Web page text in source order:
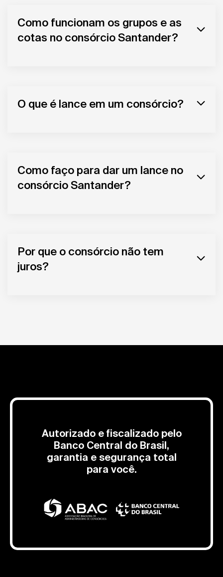
Como funcionam os grupos e as
cotas no consórcio Santander?
O que é lance em um consórcio?
Como faço para dar um lance no
consórcio Santander?
Por que o consórcio não tem
juros?
Autorizado e fiscalizado pelo
Banco Central do Brasil,
garantia e segurança total
para você.